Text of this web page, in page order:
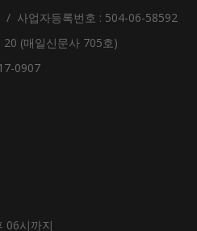
사업자등록번호 : 504-06-58592
(매일신문사 705호)
0907
06시까지